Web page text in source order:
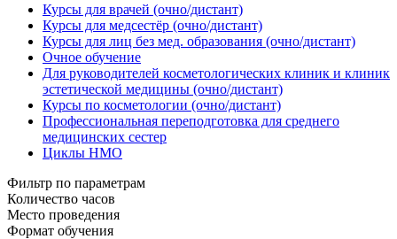
Курсы для врачей (очно/дистант)
Курсы для медсестёр (очно/дистант)
Курсы для лиц без мед. образования (очно/дистант)
Очное обучение
Для руководителей косметологических клиник и клиник
эстетической медицины (очно/дистант)
Курсы по косметологии (очно/дистант)
Профессиональная переподготовка для среднего
медицинских сестер
Циклы НМО
Фильтр по параметрам
Количество часов
Место проведения
Формат обучения